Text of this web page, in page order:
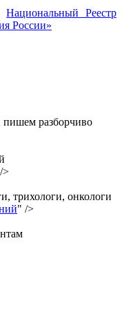
Национальный Реестр
России»
пишем разборчиво
>
трихологи, онкологи
" />